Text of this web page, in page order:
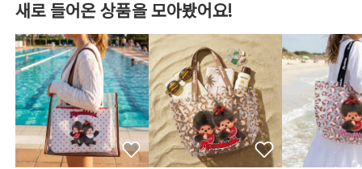
새로 들어온 상품을 모아봤어요!